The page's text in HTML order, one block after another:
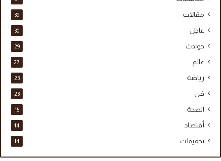
مقالات 39
عاجل 30
حوادث 29
عالم 27
رياضة 23
فن 23
الصحة 15
أقتصاد 14
تحقيقات 14